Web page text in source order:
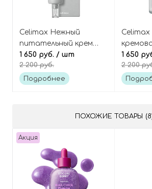
Celimax Нежный
питательный крем
для лица с комплексом
церамидов, Dual
Barrier Skin Wearable
1 650 руб. / шт
2 200 руб.
Подробнее
бустер
Barrier
1 650
2 200
ПОХОЖИЕ ТОВАРЫ
Акция